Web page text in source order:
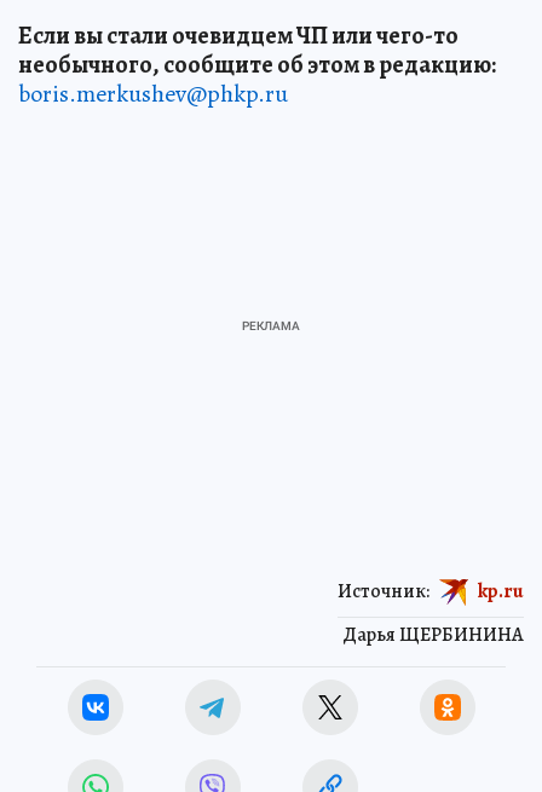
Если вы стали очевидцем ЧП или чего-то
необычного, сообщите об этом в редакцию:
boris.merkushev@phkp.ru
Дарья ЩЕРБИНИНА
Источник: kp.ru